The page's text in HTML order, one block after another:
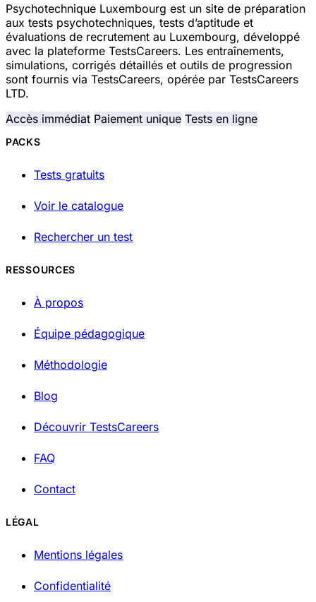
Psychotechnique Luxembourg est un site de préparation
aux tests psychotechniques, tests d’aptitude et
évaluations de recrutement au Luxembourg, développé
avec la plateforme TestsCareers. Les entraînements,
simulations, corrigés détaillés et outils de progression
sont fournis via TestsCareers, opérée par TestsCareers
LTD.
Accès immédiat Paiement unique Tests en ligne
PACKS
Tests gratuits
Voir le catalogue
Rechercher un test
RESSOURCES
À propos
Équipe pédagogique
Méthodologie
Blog
Découvrir TestsCareers
FAQ
Contact
LÉGAL
Mentions légales
Confidentialité